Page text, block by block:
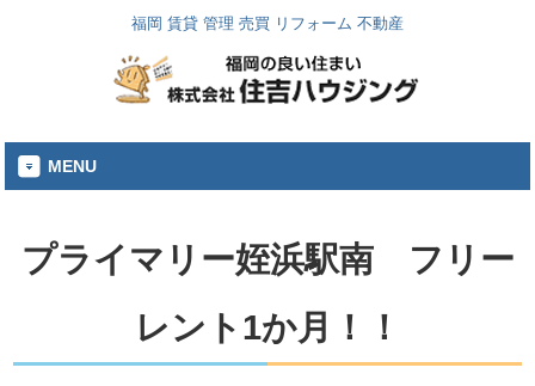
福岡 賃貸 管理 売買 リフォーム 不動産
MENU
プライマリー姪浜駅南 フリー
レント1か月！！